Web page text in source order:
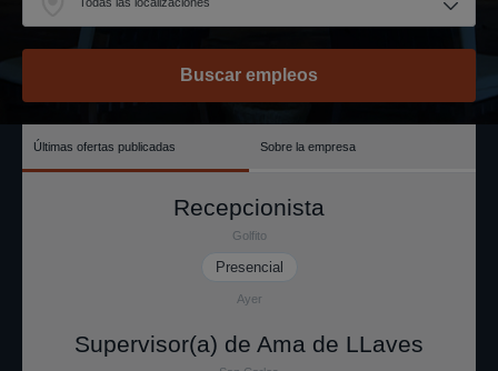
Últimas ofertas publicadas Sobre la empresa
Recepcionista
Golfito
Presencial
Ayer
Supervisor(a) de Ama de LLaves